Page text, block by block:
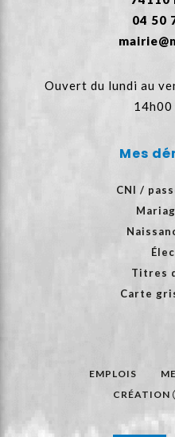
04 50
Ouvert du lundi au
Mes
CNI /
Titres
Carte
EMPLOIS
CRÉATION